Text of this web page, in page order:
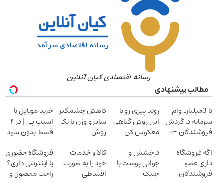
رسانه اقتصادی کیان آنلاین
مطالب پیشنهادی
تا 3میلیارد وام
سرمایه در گردش
فروشندگان =>
ثبت کن
روند پیری رو با
این روش گیاهی
معکوس کن
کاهش چشمگیر
سایز و وزن با یک
روش
خرید موبایل با
اسنپ پی | در ۴
قسط بدون سود
اگه فروشگاه
داری عضو
فروشندگان
درخشش و
جوانی پوست با
جلبک
کالا و خدمات
خود را به صورت
اقساطی
فروشگاه حضوری
یا اینترنتی داری؟
راحت محصول و